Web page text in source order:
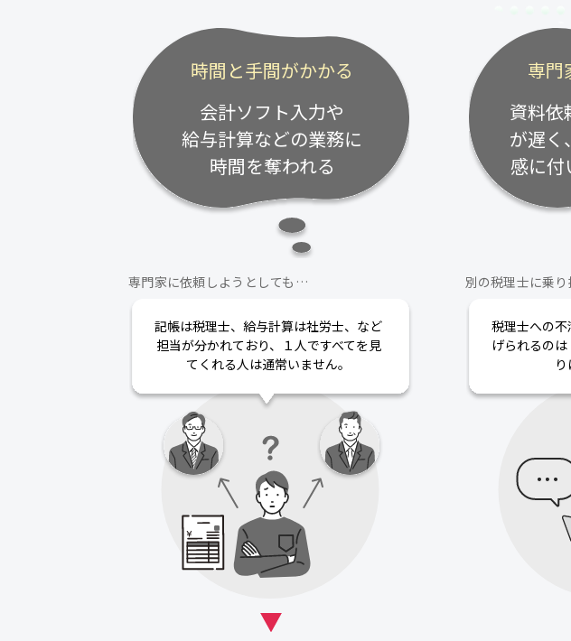
時間と手間がかかる
会計ソフト入力や
給与計算などの業務に
時間を奪われる
専門家に依頼しようとしても…
記帳は税理士、給与計算は社労士、など
担当が分かれており、１人ですべてを見
てくれる人は通常いません。
専門
資料依
が遅く
感に付
別の税理士に乗
税理士への
げられるの